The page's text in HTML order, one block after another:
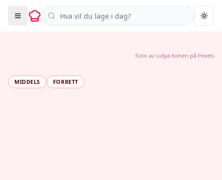
Søk i oppskrifter
MIDDELS FORRETT
Foto av Lidya Kohen på Pexels